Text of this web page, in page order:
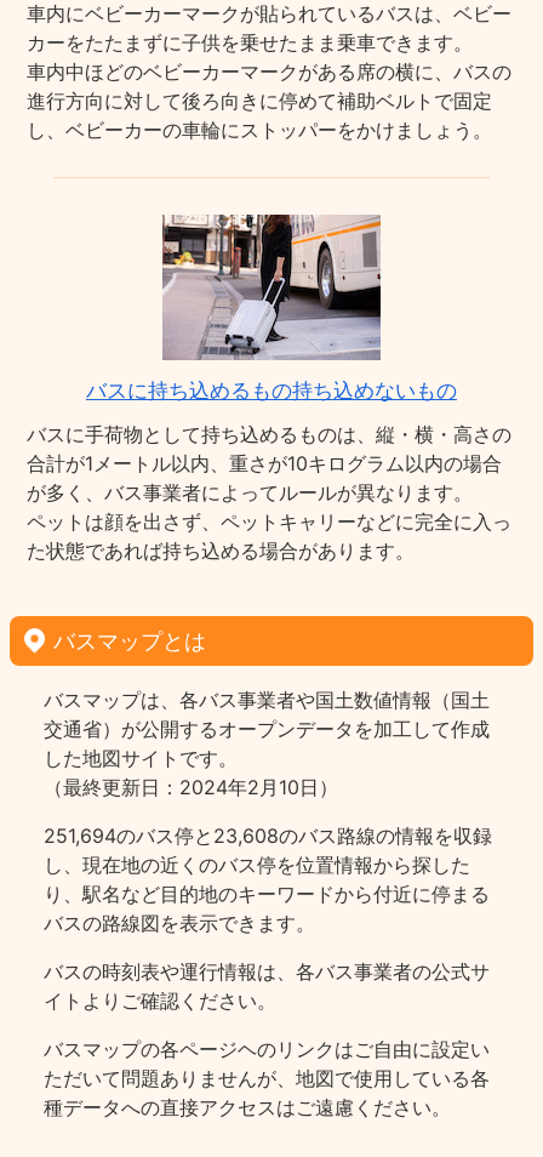
車内にベビーカーマークが貼られているバスは、ベビー
カーをたたまずに子供を乗せたまま乗車できます。
車内中ほどのベビーカーマークがある席の横に、バスの
進行方向に対して後ろ向きに停めて補助ベルトで固定
し、ベビーカーの車輪にストッパーをかけましょう。
バスに持ち込めるもの持ち込めないもの
バスに手荷物として持ち込めるものは、縦・横・高さの
合計が1メートル以内、重さが10キログラム以内の場合
が多く、バス事業者によってルールが異なります。
ペットは顔を出さず、ペットキャリーなどに完全に入っ
た状態であれば持ち込める場合があります。
バスマップとは
バスマップは、各バス事業者や国土数値情報（国土
交通省）が公開するオープンデータを加工して作成
した地図サイトです。
（最終更新日：2024年2月10日）
251,694のバス停と23,608のバス路線の情報を収録
し、現在地の近くのバス停を位置情報から探した
り、駅名など目的地のキーワードから付近に停まる
バスの路線図を表示できます。
バスの時刻表や運行情報は、各バス事業者の公式サ
イトよりご確認ください。
バスマップの各ページヘのリンクはご自由に設定い
ただいて問題ありませんが、地図で使用している各
種データへの直接アクセスはご遠慮ください。